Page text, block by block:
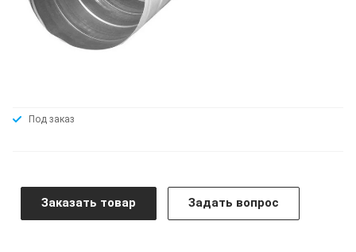
Под заказ
Заказать товар Задать вопрос